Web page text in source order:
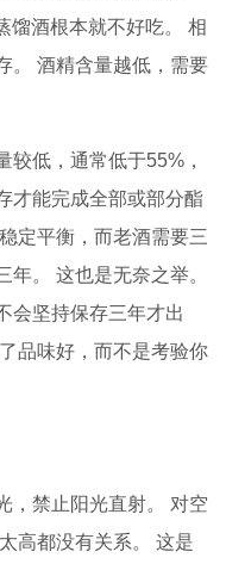
馏酒根本就不好吃。 相
。 酒精含量越低，需要
较低，通常低于55%，
才能完成全部或部分酯
定平衡，而老酒需要三
。 这也是无奈之举。
会坚持保存三年才出
品味好，而不是考验你
，禁止阳光直射。 对空
高都没有关系。 这是